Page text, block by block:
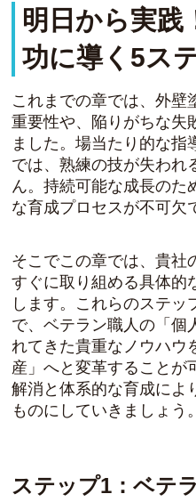
明日から実践
功に導く5ス
これまでの章では、外壁
重要性や、陥りがちな失
ました。場当たり的な指
では、熟練の技が失われ
ん。持続可能な成長のた
な育成プロセスが不可欠
そこでこの章では、貴社
すぐに取り組める具体的
します。これらのステッ
で、ベテラン職人の「個
れてきた貴重なノウハウ
産」へと変革することが
解消と体系的な育成によ
ものにしていきましょう。
ステップ1：ベテ